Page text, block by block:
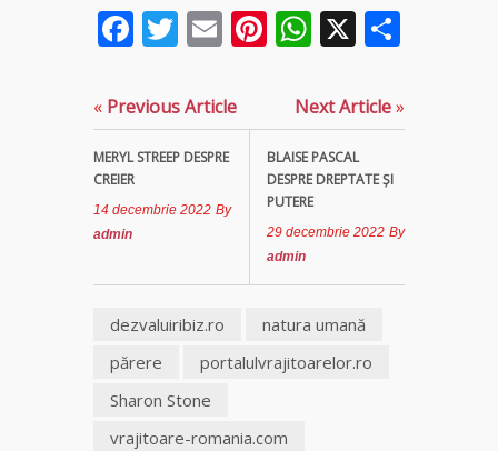
Mamei
Omida
tămăduitoare
vindecătoare
blesteme
Somerda
Facebook
Twitter
EmailPinterest
WhatsApp
X
« Previous Article
MERYL STREEP DESPRE
CREIER
14 decembrie 2022 By
admin
Next Article»
BLAISE PASCAL
DESPRE DREPTATE ȘI
PUTERE
29 decembrie 2022 By
admin
dezvaluiribiz.ro
natura umană
părere
portalulvrajitoarelor.ro
Sharon Stone
vrajitoare-romania.com